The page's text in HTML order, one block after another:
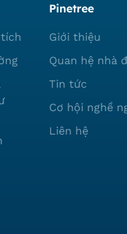
Pinetree
Giới thiệu
Quan hệ nhà
Tin tức
Cơ hội nghề
Liên hệ